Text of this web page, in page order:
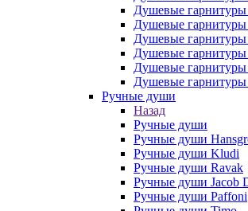
Душевые гарнитуры
Душевые гарнитуры
Душевые гарнитуры
Душевые гарнитуры
Душевые
Душевые гарнитуры
Ручные души
Назад
Ручные души
Ручные души
Ручные души Kludi
Ручные души Ravak
Ручные души Jacob
Ручные души Paffoni